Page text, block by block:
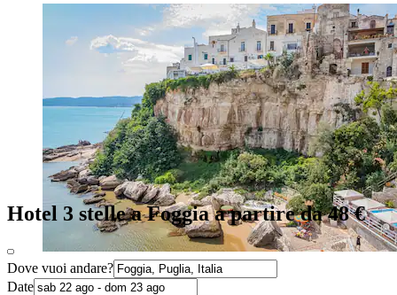
Hotel 3 stelle a Foggia a partire da 48 €
Dove vuoi andare?
Date